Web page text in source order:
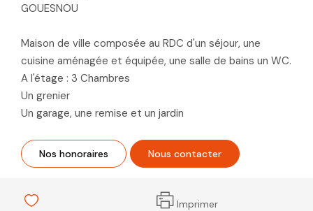
GOUESNOU
Maison de ville composée au RDC d'un séjour, une
cuisine aménagée et équipée, une salle de bains un WC.
A l'étage : 3 Chambres
Un grenier
Un garage, une remise et un jardin
Nos honoraires Nous contacter
Imprimer